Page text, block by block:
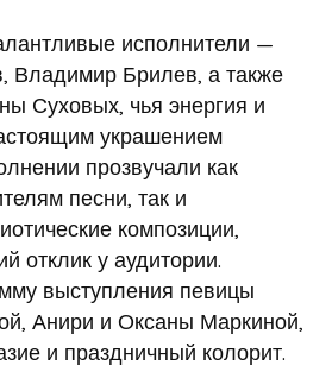
исполнители —
Владимир Брилев, а также
Суховых, чья энергия и
украшением
прозвучали как
песни, так и
композиции,
отклик у аудитории.
выступления певицы
Анири и Оксаны Маркиной,
и праздничный колорит.